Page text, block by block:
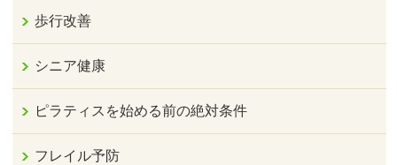
歩行改善
シニア健康
ピラティスを始める前の絶対条件
フレイル予防